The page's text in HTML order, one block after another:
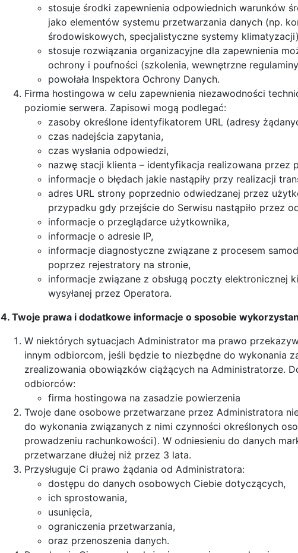
stosuje środki zapewnienia odpowiednich warunków
jako elementów systemu przetwarzania danych (np.
środowiskowych, specjalistyczne systemy
stosuje rozwiązania organizacyjne dla zapewnienia
ochrony i poufności (szkolenia, wewnętrzne
powołała Inspektora Ochrony Danych.
Firma hostingowa w celu zapewnienia niezawodności
poziomie serwera. Zapisowi mogą podlegać:
zasoby określone identyfikatorem URL (adresy
czas nadejścia zapytania,
czas wysłania odpowiedzi,
nazwę stacji klienta – identyfikacja realizowana przez
informacje o błędach jakie nastąpiły przy realizacji
adres URL strony poprzednio odwiedzanej przez
przypadku gdy przejście do Serwisu nastąpiło przez
informacje o przeglądarce użytkownika,
informacje o adresie IP,
informacje diagnostyczne związane z procesem
poprzez rejestratory na stronie,
informacje związane z obsługą poczty elektronicznej
wysyłanej przez Operatora.
4. Twoje prawa i dodatkowe informacje o sposobie
W niektórych sytuacjach Administrator ma prawo
innym odbiorcom, jeśli będzie to niezbędne do wykonania
zrealizowania obowiązków ciążących na Administratorze.
odbiorców:
firma hostingowa na zasadzie powierzenia
Twoje dane osobowe przetwarzane przez Administratora
do wykonania związanych z nimi czynności określonych
prowadzeniu rachunkowości). W odniesieniu do danych
przetwarzane dłużej niż przez 3 lata.
Przysługuje Ci prawo żądania od Administratora:
dostępu do danych osobowych Ciebie dotyczących,
ich sprostowania,
usunięcia,
ograniczenia przetwarzania,
oraz przenoszenia danych.